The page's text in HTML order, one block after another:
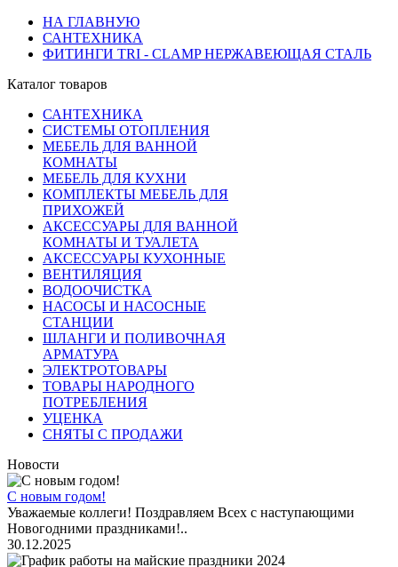
НА ГЛАВНУЮ
САНТЕХНИКА
ФИТИНГИ TRI - CLAMP НЕРЖАВЕЮЩАЯ СТАЛЬ
Каталог товаров
САНТЕХНИКА
СИСТЕМЫ ОТОПЛЕНИЯ
МЕБЕЛЬ ДЛЯ ВАННОЙ
КОМНАТЫ
МЕБЕЛЬ ДЛЯ КУХНИ
КОМПЛЕКТЫ МЕБЕЛЬ ДЛЯ
ПРИХОЖЕЙ
АКСЕССУАРЫ ДЛЯ ВАННОЙ
КОМНАТЫ И ТУАЛЕТА
АКСЕССУАРЫ КУХОННЫЕ
ВЕНТИЛЯЦИЯ
ВОДООЧИСТКА
НАСОСЫ И НАСОСНЫЕ
СТАНЦИИ
ШЛАНГИ И ПОЛИВОЧНАЯ
АРМАТУРА
ЭЛЕКТРОТОВАРЫ
ТОВАРЫ НАРОДНОГО
ПОТРЕБЛЕНИЯ
УЦЕНКА
СНЯТЫ С ПРОДАЖИ
Новости
С новым годом!
Уважаемые коллеги! Поздравляем Всех с наступающими
Новогодними праздниками!..
30.12.2025